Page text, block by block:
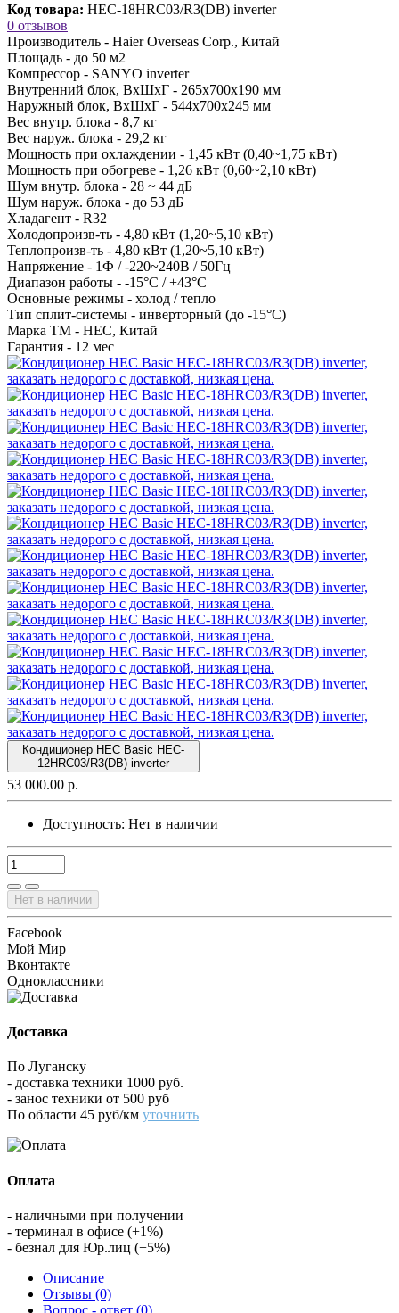
Код товара: HEC-18HRC03/R3(DB) inverter
0 отзывов
Производитель - Haier Overseas Corp., Китай
Площадь - до 50 м2
Компрессор - SANYO inverter
Внутренний блок, ВхШхГ - 265х700х190 мм
Наружный блок, ВхШхГ - 544х700х245 мм
Вес внутр. блока - 8,7 кг
Вес наруж. блока - 29,2 кг
Мощность при охлаждении - 1,45 кВт (0,40~1,75 кВт)
Мощность при обогреве - 1,26 кВт (0,60~2,10 кВт)
Шум внутр. блока - 28 ~ 44 дБ
Шум наруж. блока - до 53 дБ
Хладагент - R32
Холодопроизв-ть - 4,80 кВт (1,20~5,10 кВт)
Теплопроизв-ть - 4,80 кВт (1,20~5,10 кВт)
Напряжение - 1Ф / -220~240В / 50Гц
Диапазон работы - -15°С / +43°С
Основные режимы - холод / тепло
Тип сплит-системы - инверторный (до -15°С)
Марка ТМ - HEC, Китай
Гарантия - 12 мес
Кондиционер HEC Basic HEC-
12HRC03/R3(DB) inverter
53 000.00 р.
Доступность: Нет в наличии
Нет в наличии
Facebook
Мой Мир
Вконтакте
Одноклассники
Доставка
По Луганску
- доставка техники 1000 руб.
- занос техники от 500 руб
По области 45 руб/км уточнить
Оплата
- наличными при получении
- терминал в офисе (+1%)
- безнал для Юр.лиц (+5%)
Описание
Отзывы (0)
Вопрос - ответ (0)